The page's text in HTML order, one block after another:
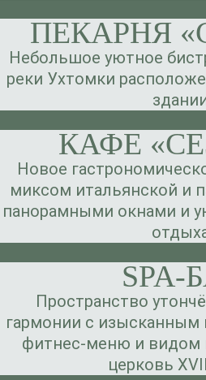
ПЕКАРНЯ
Небольшое уютное
реки Ухтомки
КАФЕ
Новое
миксом итальянской и
панорамными окнами и
SPA-
Пространство
гармонии с изысканным
фитнес-меню и видом
церковь